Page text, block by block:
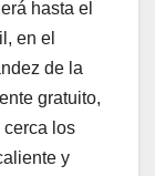
hasta el
en el
de la
gratuito,
cerca los
y